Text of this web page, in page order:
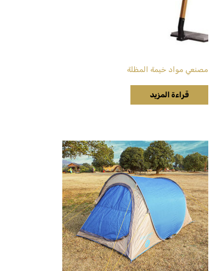
مصنعي مواد خيمة المظلة
قراءة المزيد